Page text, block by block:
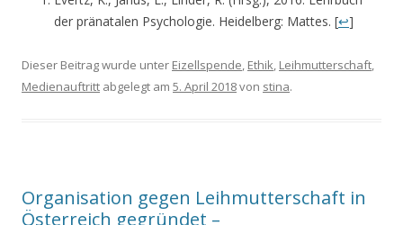
der pränatalen Psychologie. Heidelberg: Mattes. [↩]
Dieser Beitrag wurde unter Eizellspende, Ethik, Leihmutterschaft,
Medienauftritt abgelegt am 5. April 2018von stina.
Organisation gegen Leihmutterschaft in
Österreich gegründet –